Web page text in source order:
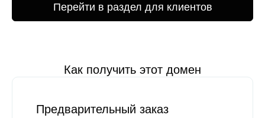
Перейти в раздел для клиентов
Как получить этот домен
Предварительный заказ